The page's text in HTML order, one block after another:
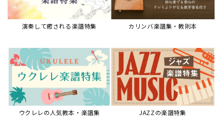
演奏して癒される楽譜特集 カリンバ楽譜集・教則本
ウクレレの人気教本・楽譜集 JAZZの楽譜特集